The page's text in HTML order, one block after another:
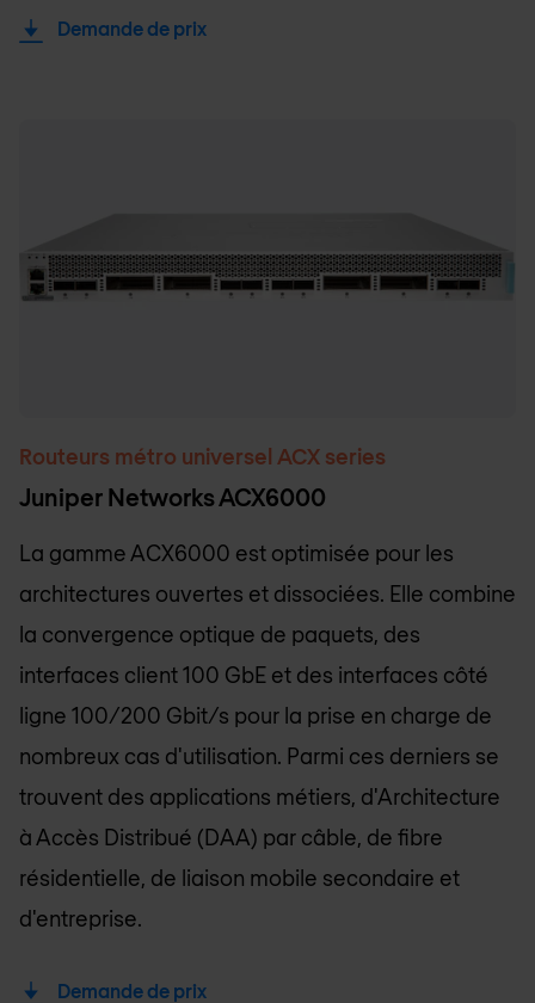
Demande de prix
Routeurs métro universel ACX series
Juniper Networks ACX6000
La gamme ACX6000 est optimisée pour les
architectures ouvertes et dissociées. Elle combine
la convergence optique de paquets, des
interfaces client 100 GbE et des interfaces côté
ligne 100/200 Gbit/s pour la prise en charge de
nombreux cas d'utilisation. Parmi ces derniers se
trouvent des applications métiers, d'Architecture
à Accès Distribué (DAA) par câble, de fibre
résidentielle, de liaison mobile secondaire et
d'entreprise.
Demande de prix